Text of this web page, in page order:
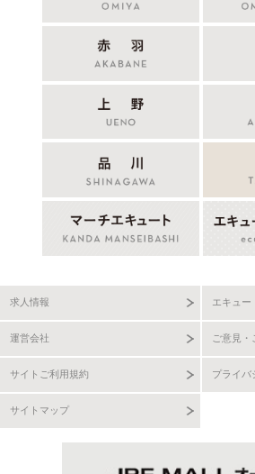
求人情報 エキュー
運営会社 ご意見・
サイトご利用規約 プライバ
サイトマップ